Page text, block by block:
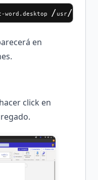
word.desktop /usr/
en
click en